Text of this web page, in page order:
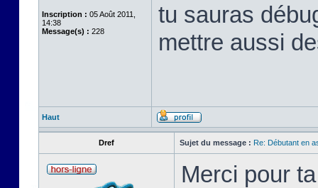
Inscription : 05 Août 2011,
14:38
Message(s) : 228
tu sauras
mettre aussi
Haut
Dref Sujet du message : Re: Débutant en
Merci pour